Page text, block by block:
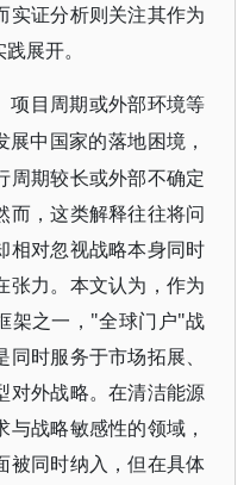
实证分析则关注其作为
展开。
项目周期或外部环境等
中国家的落地困境，
周期较长或外部不确定
而，这类解释往往将问
相对忽视战略本身同时
张力。本文认为，作为
架之一，"全球门户"战
时服务于市场拓展、
对外战略。在清洁能源
战略敏感性的领域，
被同时纳入，但在具体